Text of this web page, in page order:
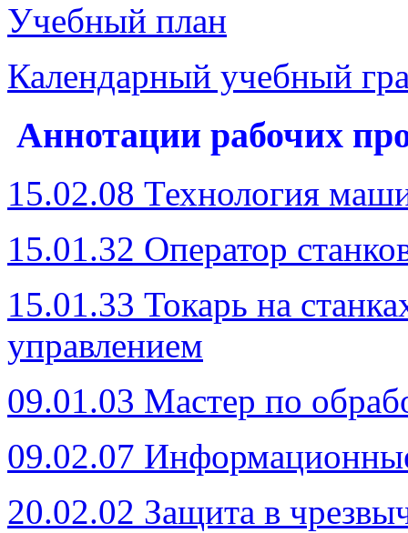
Учебный план
Календарный учебный
Аннотации рабочих
15.02.08 Технология
15.01.32 Оператор
15.01.33 Токарь на
управлением
09.01.03 Мастер по
09.02.07
20.02.02 Защита в